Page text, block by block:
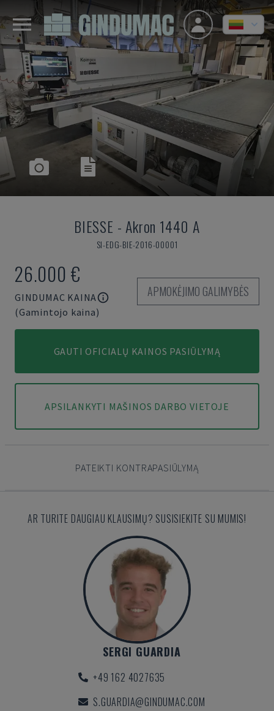
BIESSE - Akron 1440 A
SI-EDG-BIE-2016-00001
26.000 €
GINDUMAC KAINA
(Gamintojo kaina)
APMOKĖJIMO GALIMYBĖS
GAUTI OFICIALŲ KAINOS PASIŪLYMĄ
APSILANKYTI MAŠINOS DARBO VIETOJE
PATEIKTI KONTRAPASIŪLYMĄ
AR TURITE DAUGIAU KLAUSIMŲ? SUSISIEKITE SU MUMIS!
SERGI GUARDIA
+49 162 4027635
S.GUARDIA@GINDUMAC.COM